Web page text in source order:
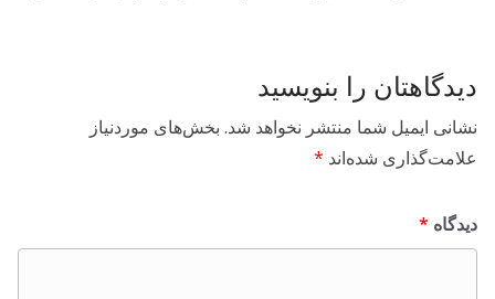
دیدگاهتان را بنویسید
نشانی ایمیل شما منتشر نخواهد شد. بخش‌های موردنیاز
علامت‌گذاری شده‌اند *
دیدگاه *